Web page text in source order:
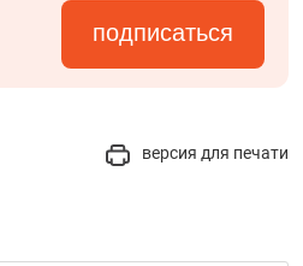
подписаться
версия для печати